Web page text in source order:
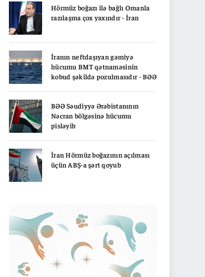
Hörmüz boğazı ilə bağlı Omanla
razılaşma çox yaxındır - İran
İranın neftdaşıyan gəmiyə
hücumu BMT qətnaməsinin
kobud şəkildə pozulmasıdır - BƏƏ
BƏƏ Səudiyyə Ərəbistanının
Nəcran bölgəsinə hücumu
pisləyib
İran Hörmüz boğazının açılması
üçün ABŞ-a şərt qoyub